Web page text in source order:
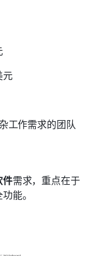
元
工作需求的团队
件需求，重点在于
能。